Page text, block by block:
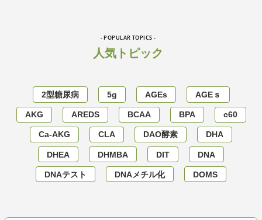
- POPULAR TOPICS -
人気トピック
2型糖尿病 5g AGEs AGEｓ
AKG AREDS BCAA BPA c60
Ca-AKG CLA DAO酵素 DHA
DHEA DHMBA DIT DNA
DNAテスト DNAメチル化 DOMS